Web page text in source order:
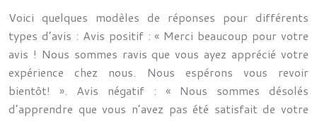
Voici quelques modèles de réponses pour différents
types d’avis : Avis positif : « Merci beaucoup pour votre
avis ! Nous sommes ravis que vous ayez apprécié votre
expérience chez nous. Nous espérons vous revoir
bientôt! ». Avis négatif : « Nous sommes désolés
d’apprendre que vous n’avez pas été satisfait de votre